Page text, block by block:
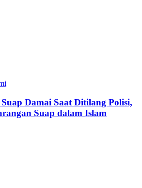
Damai Saat Ditilang Polisi,
Suap dalam Islam